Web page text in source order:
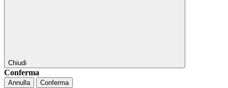
Chiudi
Conferma
Annulla Conferma